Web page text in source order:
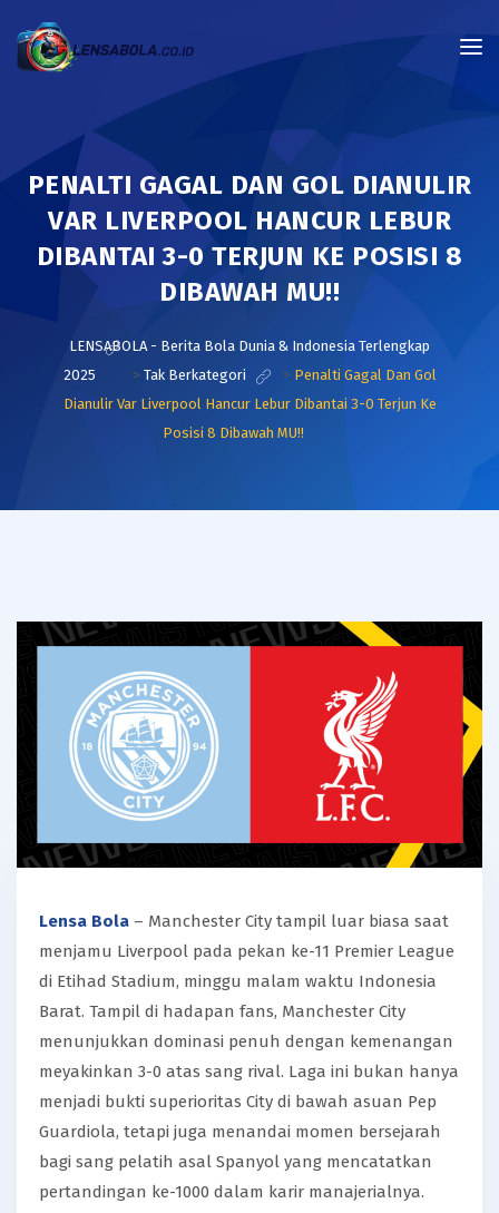
PENALTI GAGAL DAN GOL DIANULIR
VAR LIVERPOOL HANCUR LEBUR
DIBANTAI 3-0 TERJUN KE POSISI 8
DIBAWAH MU!!
LENSABOLA - Berita Bola Dunia & Indonesia Terlengkap
2025
> Tak Berkategori > Penalti Gagal Dan Gol
Dianulir Var Liverpool Hancur Lebur Dibantai 3-0 Terjun Ke
Posisi 8 Dibawah MU!!
Lensa Bola – Manchester City tampil luar biasa saat
menjamu Liverpool pada pekan ke-11 Premier League
di Etihad Stadium, minggu malam waktu Indonesia
Barat. Tampil di hadapan fans, Manchester City
menunjukkan dominasi penuh dengan kemenangan
meyakinkan 3-0 atas sang rival. Laga ini bukan hanya
menjadi bukti superioritas City di bawah asuan Pep
Guardiola, tetapi juga menandai momen bersejarah
bagi sang pelatih asal Spanyol yang mencatatkan
pertandingan ke-1000 dalam karir manajerialnya.